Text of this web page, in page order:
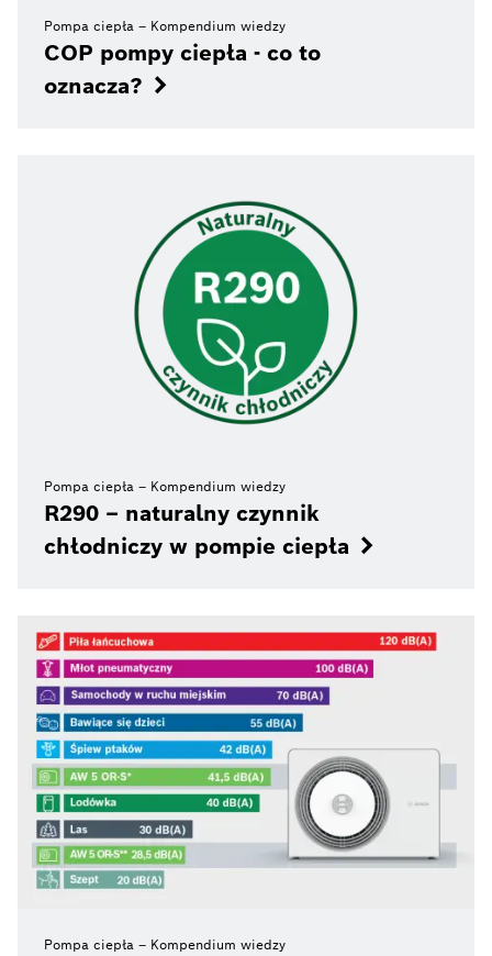
Pompa ciepła – Kompendium wiedzy
COP pompy ciepła - co to
oznacza?
Pompa ciepła – Kompendium wiedzy
R290 – naturalny czynnik
chłodniczy w pompie ciepła
Pompa ciepła – Kompendium wiedzy